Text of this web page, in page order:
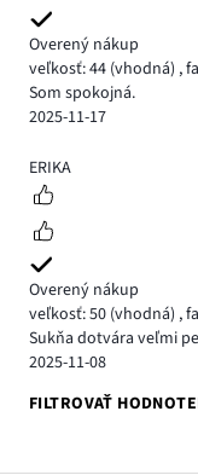
Overený nákup
veľkosť: 44 (vhodná) ,
Som spokojná.
2025-11-17
5
ERIKA
Overený nákup
veľkosť: 50 (vhodná) ,
Sukňa dotvára veľmi
2025-11-08
FILTROVAŤ